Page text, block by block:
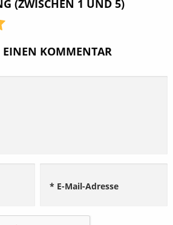
(ZWISCHEN 1 UND 5)
EINEN KOMMENTAR
* E-Mail-Adresse